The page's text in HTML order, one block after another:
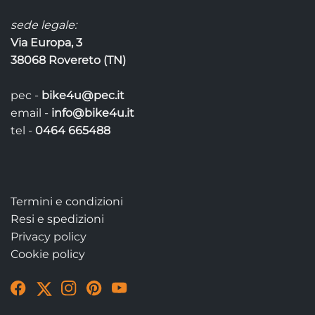
sede legale:
Via Europa, 3
38068 Rovereto (TN)
pec - bike4u@pec.it
email - info@bike4u.it
tel - 0464 665488
Termini e condizioni
Resi e spedizioni
Privacy policy
Cookie policy
Visit
Visit
Visit
Visit